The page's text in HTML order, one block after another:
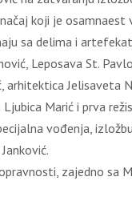
koji je
sa delima i
Leposava St.
arhitektica
Marić i prva
vođenja,
zajedno sa